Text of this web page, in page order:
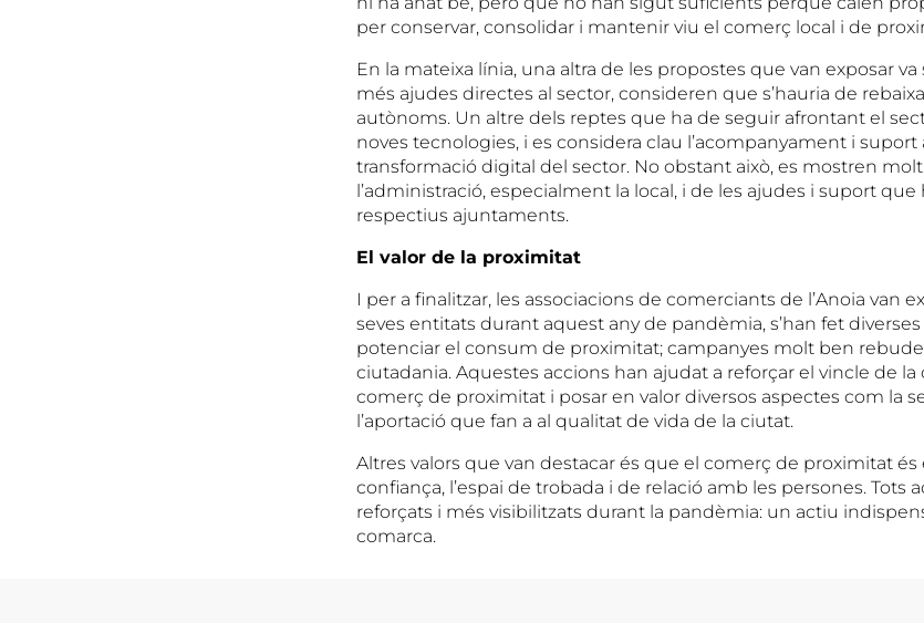
per conservar, consolidar i mantenir viu el comerç local i de
En la mateixa línia, una altra de les propostes que van exposar
més ajudes directes al sector, consideren que s’hauria de
autònoms. Un altre dels reptes que ha de seguir afrontant el
noves tecnologies, i es considera clau l’acompanyament i
transformació digital del sector. No obstant això, es mostren
l’administració, especialment la local, i de les ajudes i suport
respectius ajuntaments.
El valor de la proximitat
I per a finalitzar, les associacions de comerciants de l’Anoia van
seves entitats durant aquest any de pandèmia, s’han fet
potenciar el consum de proximitat; campanyes molt ben
ciutadania. Aquestes accions han ajudat a reforçar el vincle de la
comerç de proximitat i posar en valor diversos aspectes com la
l’aportació que fan a al qualitat de vida de la ciutat.
Altres valors que van destacar és que el comerç de proximitat és
confiança, l’espai de trobada i de relació amb les persones. Tots
reforçats i més visibilitzats durant la pandèmia: un actiu
comarca.